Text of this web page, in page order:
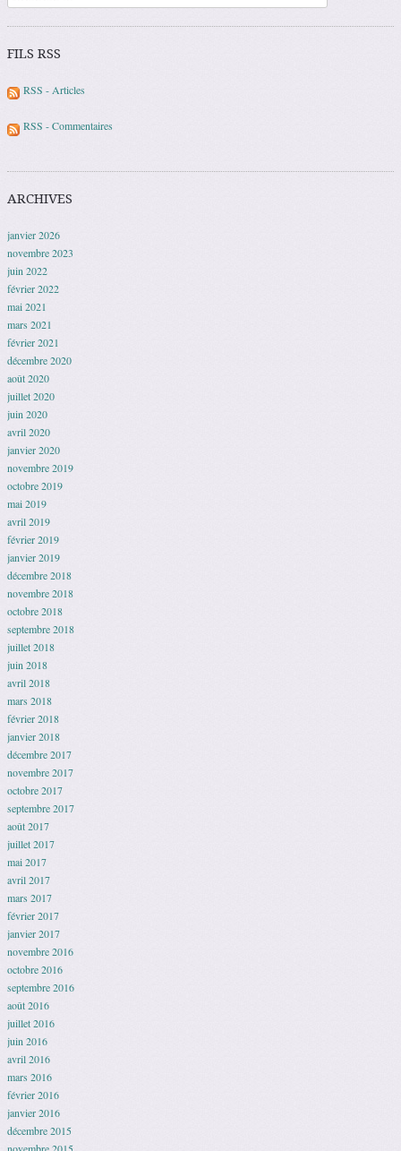
FILS RSS
RSS - Articles
RSS - Commentaires
ARCHIVES
janvier 2026
novembre 2023
juin 2022
février 2022
mai 2021
mars 2021
février 2021
décembre 2020
août 2020
juillet 2020
juin 2020
avril 2020
janvier 2020
novembre 2019
octobre 2019
mai 2019
avril 2019
février 2019
janvier 2019
décembre 2018
novembre 2018
octobre 2018
septembre 2018
juillet 2018
juin 2018
avril 2018
mars 2018
février 2018
janvier 2018
décembre 2017
novembre 2017
octobre 2017
septembre 2017
août 2017
juillet 2017
mai 2017
avril 2017
mars 2017
février 2017
janvier 2017
novembre 2016
octobre 2016
septembre 2016
août 2016
juillet 2016
juin 2016
avril 2016
mars 2016
février 2016
janvier 2016
décembre 2015
novembre 2015